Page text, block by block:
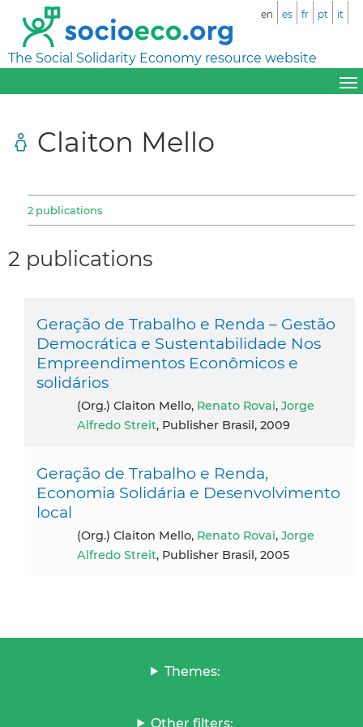
The Social Solidarity Economy resource website
en es fr pt it
Claiton Mello
2 publications
2 publications
Geração de Trabalho e Renda – Gestão
Democrática e Sustentabilidade Nos
Empreendimentos Econômicos e
solidários
(Org.) Claiton Mello, Renato Rovai, Jorge
Alfredo Streit, Publisher Brasil, 2009
Geração de Trabalho e Renda,
Economia Solidária e Desenvolvimento
local
(Org.) Claiton Mello, Renato Rovai, Jorge
Alfredo Streit, Publisher Brasil, 2005
Themes:
Other filters: